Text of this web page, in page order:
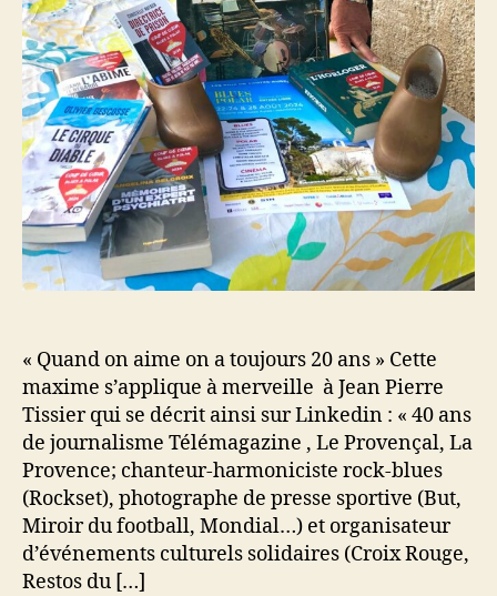
« Quand on aime on a toujours 20 ans » Cette
maxime s’applique à merveille à Jean Pierre
Tissier qui se décrit ainsi sur Linkedin : « 40 ans
de journalisme Télémagazine , Le Provençal, La
Provence; chanteur-harmoniciste rock-blues
(Rockset), photographe de presse sportive (But,
Miroir du football, Mondial…) et organisateur
d’événements culturels solidaires (Croix Rouge,
Restos du […]